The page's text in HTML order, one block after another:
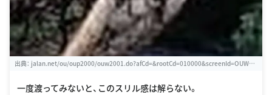
出典： jalan.net/ou/oup2000/ouw2001.do?afCd=&rootCd=010000&screenId=OUW13
一度渡ってみないと、このスリル感は解らない。